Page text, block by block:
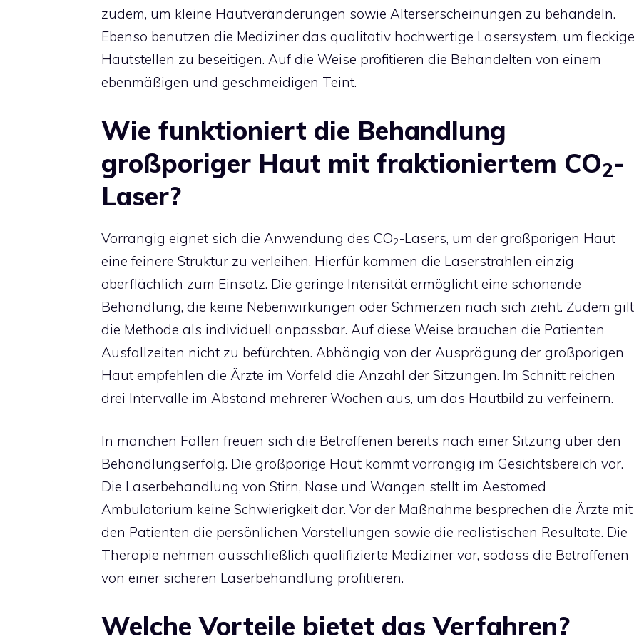
zudem, um kleine Hautveränderungen sowie Alterserscheinungen zu behandeln.
Ebenso benutzen die Mediziner das qualitativ hochwertige Lasersystem, um fleckige
Hautstellen zu beseitigen. Auf die Weise profitieren die Behandelten von einem
ebenmäßigen und geschmeidigen Teint.
Wie funktioniert die Behandlung
großporiger Haut mit fraktioniertem CO2-
Laser?
Vorrangig eignet sich die Anwendung des CO2-Lasers, um der großporigen Haut
eine feinere Struktur zu verleihen. Hierfür kommen die Laserstrahlen einzig
oberflächlich zum Einsatz. Die geringe Intensität ermöglicht eine schonende
Behandlung, die keine Nebenwirkungen oder Schmerzen nach sich zieht. Zudem gilt
die Methode als individuell anpassbar. Auf diese Weise brauchen die Patienten
Ausfallzeiten nicht zu befürchten. Abhängig von der Ausprägung der großporigen
Haut empfehlen die Ärzte im Vorfeld die Anzahl der Sitzungen. Im Schnitt reichen
drei Intervalle im Abstand mehrerer Wochen aus, um das Hautbild zu verfeinern.
In manchen Fällen freuen sich die Betroffenen bereits nach einer Sitzung über den
Behandlungserfolg. Die großporige Haut kommt vorrangig im Gesichtsbereich vor.
Die Laserbehandlung von Stirn, Nase und Wangen stellt im Aestomed
Ambulatorium keine Schwierigkeit dar. Vor der Maßnahme besprechen die Ärzte mit
den Patienten die persönlichen Vorstellungen sowie die realistischen Resultate. Die
Therapie nehmen ausschließlich qualifizierte Mediziner vor, sodass die Betroffenen
von einer sicheren Laserbehandlung profitieren.
Welche Vorteile bietet das Verfahren?